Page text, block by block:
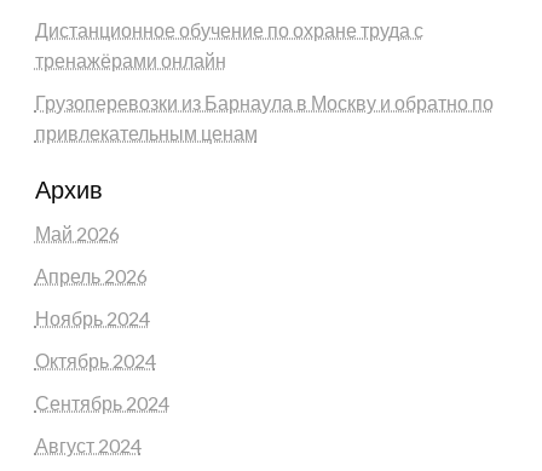
Дистанционное обучение по охране труда с
тренажёрами онлайн
Грузоперевозки из Барнаула в Москву и обратно по
привлекательным ценам
Архив
Май 2026
Апрель 2026
Ноябрь 2024
Октябрь 2024
Сентябрь 2024
Август 2024